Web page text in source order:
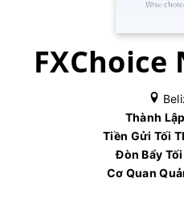
Thành
Tiền Gửi Tối
Đòn Bẩy
Cơ Quan